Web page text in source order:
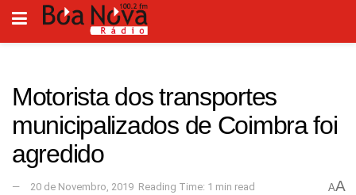
Motorista dos transportes
municipalizados de Coimbra foi
agredido
20 de Novembro, 2019 Reading Time: 1 min read AA